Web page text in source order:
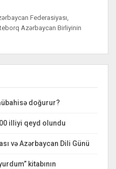
Federasiyası,
Azərbaycan Birliyinin
doğurur?
illiyi qeyd olundu
və Azərbaycan Dili Günü
kitabının